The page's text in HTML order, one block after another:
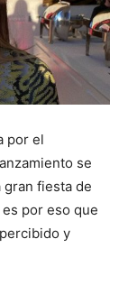
por el
se
fiesta de
por eso que
y